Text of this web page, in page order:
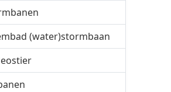
(water)stormbaan